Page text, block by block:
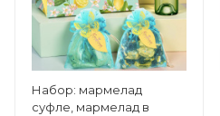
Набор: мармелад
суфле, мармелад в